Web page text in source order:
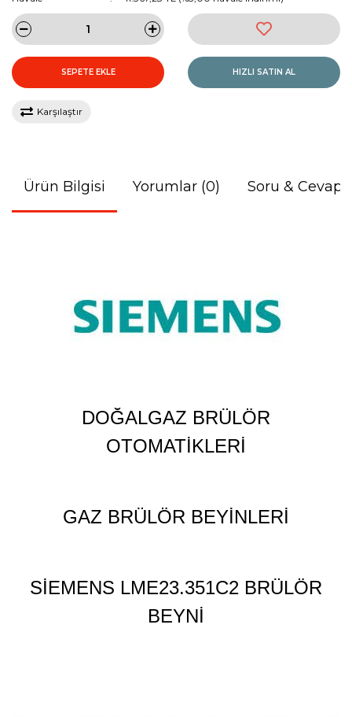
SEPETE EKLE HIZLI SATIN AL
Karşılaştır
Ürün Bilgisi Yorumlar (0) Soru & Cevap
DOĞALGAZ BRÜLÖR
OTOMATİKLERİ
GAZ BRÜLÖR BEYİNLERİ
SİEMENS LME23.351C2 BRÜLÖR
BEYNİ